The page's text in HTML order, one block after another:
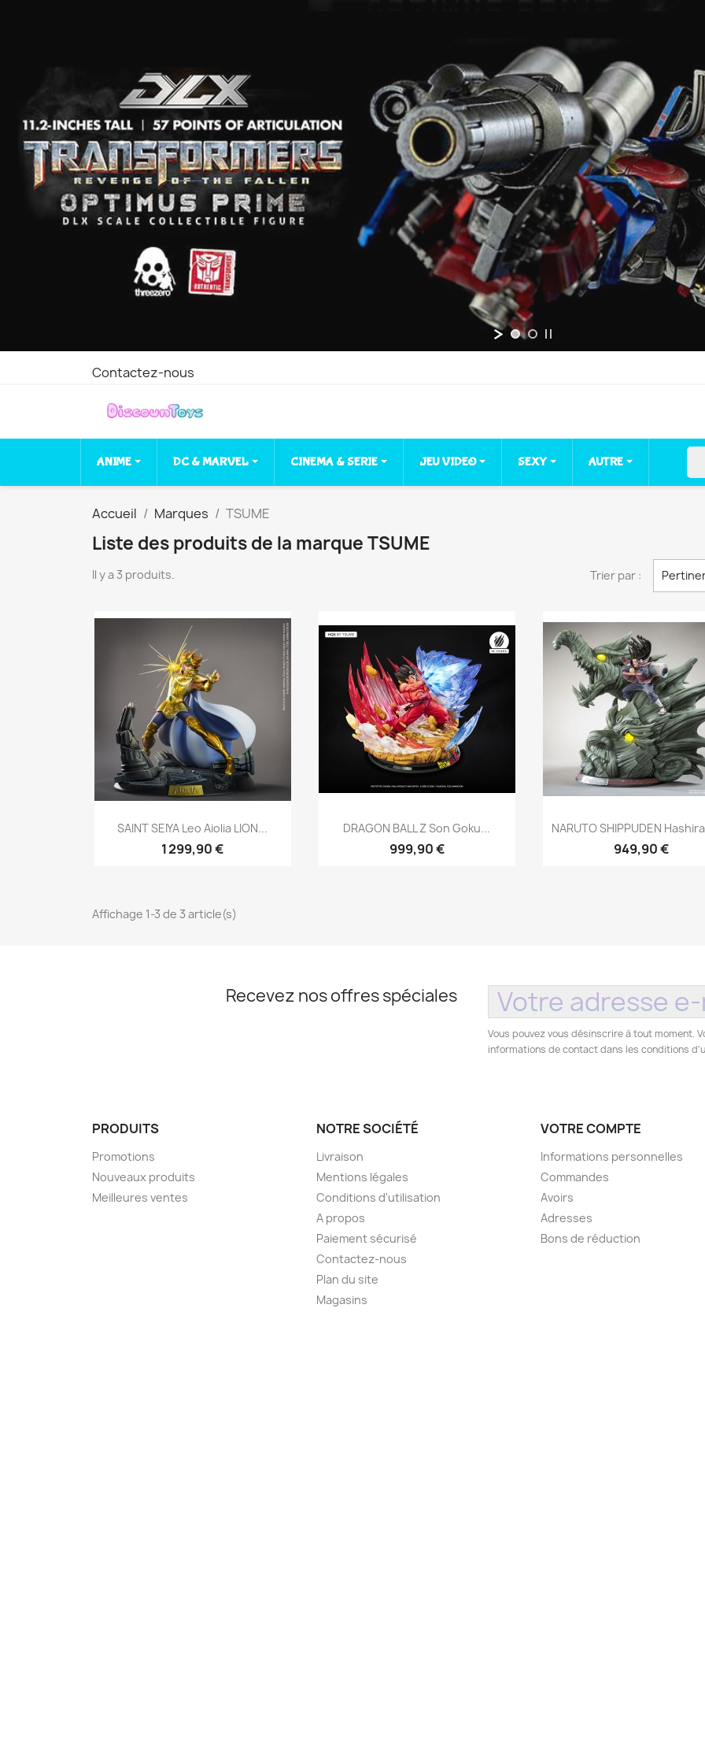
Contactez-nous
ANIME DC & MARVEL CINEMA & SERIE JEU VIDEO SEXY AUTRE
Accueil Marques TSUME
Liste des produits de la marque TSUME
Il y a 3 produits. Trier par :
Aperçu rapide
SAINT SEIYA Leo Aiolia LION...
1 299,90 €
Aperçu rapide
DRAGON BALL Z Son Goku...
999,90 €
Aperçu rapide
NARUTO SHIPPUDEN
949,90 €
Affichage 1-3 de 3 article(s)
Recevez nos offres spéciales
Vous pouvez vous désinscrire à tout moment.
informations de contact dans les conditions
PRODUITS
Promotions
Nouveaux produits
Meilleures ventes
NOTRE SOCIÉTÉ
Livraison
Mentions légales
Conditions d'utilisation
A propos
Paiement sécurisé
Contactez-nous
Plan du site
Magasins
VOTRE COMPTE
Informations personnelles
Commandes
Avoirs
Adresses
Bons de réduction